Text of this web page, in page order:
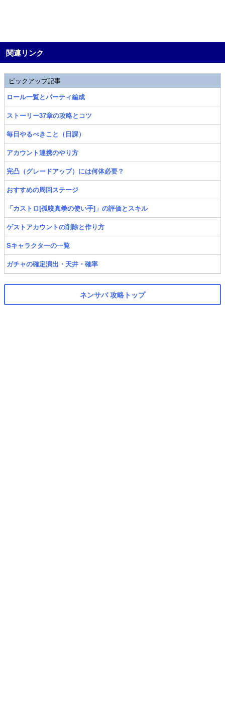
関連リンク
ピックアップ記事
ロール一覧とパーティ編成
ストーリー37章の攻略とコツ
毎日やるべきこと（日課）
アカウント連携のやり方
完凸（グレードアップ）には何体必要？
おすすめの周回ステージ
「カストロ[孤咬真拳の使い手]」の評価とスキル
ゲストアカウントの削除と作り方
Sキャラクターの一覧
ガチャの確定演出・天井・確率
ネンサバ 攻略トップ